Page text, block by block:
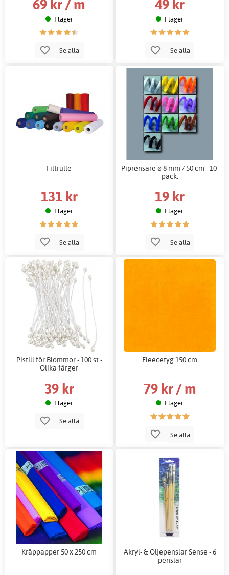
69 kr / m
I lager
Se alla
49 kr
I lager
Se alla
Filtrulle
131 kr
I lager
Se alla
Piprensare ø 8 mm / 50 cm - 10-
pack.
19 kr
I lager
Se alla
Pistill för Blommor - 100 st -
Olika färger
39 kr
I lager
Se alla
Fleecetyg 150 cm
79 kr / m
I lager
Se alla
Kräppapper 50 x 250 cm
Akryl- & Oljepenslar Sense - 6
penslar